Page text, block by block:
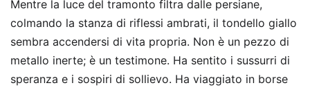
Mentre la luce del tramonto filtra dalle persiane,
colmando la stanza di riflessi ambrati, il tondello giallo
sembra accendersi di vita propria. Non è un pezzo di
metallo inerte; è un testimone. Ha sentito i sussurri di
speranza e i sospiri di sollievo. Ha viaggiato in borse